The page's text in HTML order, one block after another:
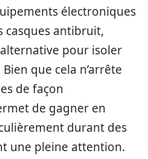
électroniques
casques antibruit,
pour isoler
que cela n’arrête
de façon
de gagner en
durant des
une pleine attention.